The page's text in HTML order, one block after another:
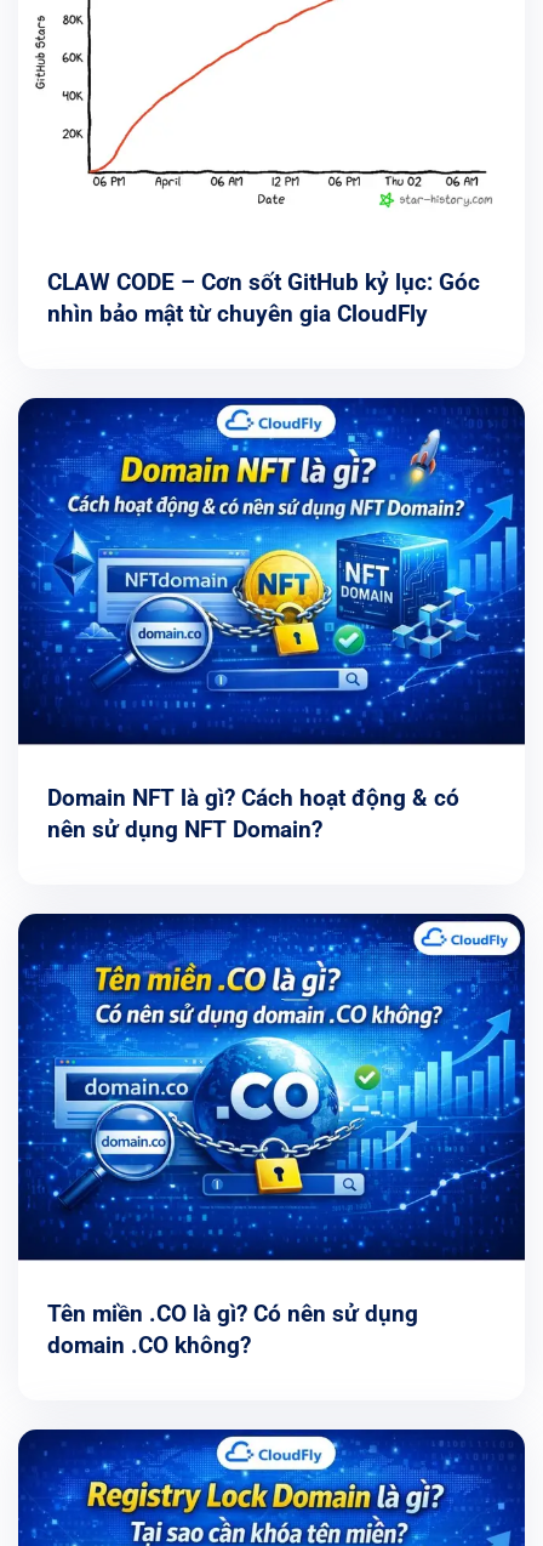
CLAW CODE – Cơn sốt GitHub kỷ lục: Góc
nhìn bảo mật từ chuyên gia CloudFly
Domain NFT là gì? Cách hoạt động & có
nên sử dụng NFT Domain?
Tên miền .CO là gì? Có nên sử dụng
domain .CO không?